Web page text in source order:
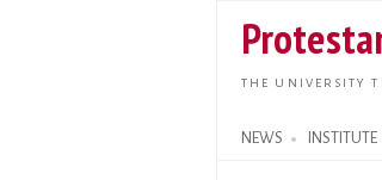
THE UNIVERSITY
NEWS INSTITUTE
Search form